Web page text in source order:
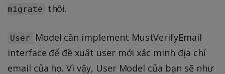
migrate
thôi.
User
Model cần implement MustVerifyEmail
interface để đề xuất user mới xác minh địa chỉ
email của họ. Vì vậy, User Model của bạn sẽ như